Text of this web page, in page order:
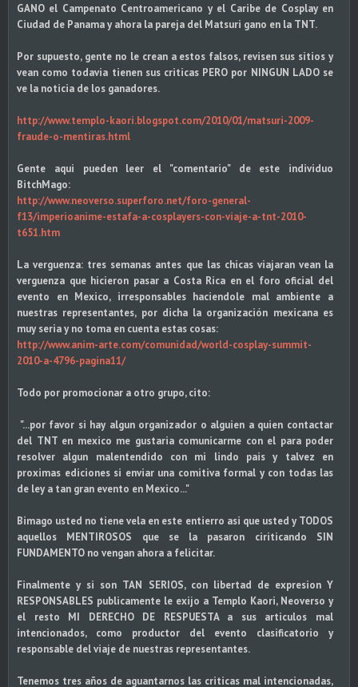
GANO el Campenato Centroamericano y el Caribe de Cosplay en
Ciudad de Panama y ahora la pareja del Matsuri gano en la TNT.
Por supuesto, gente no le crean a estos falsos, revisen sus sitios y
vean como todavia tienen sus criticas PERO por NINGUN LADO se
ve la noticia de los ganadores.
http://www.templo-kaori.blogspot.com/2010/01/matsuri-2009-
fraude-o-mentiras.html
Gente aqui pueden leer el "comentario" de este individuo
BitchMago:
http://www.neoverso.superforo.net/foro-general-
f13/imperioanime-estafa-a-cosplayers-con-viaje-a-tnt-2010-
t651.htm
La verguenza: tres semanas antes que las chicas viajaran vean la
verguenza que hicieron pasar a Costa Rica en el foro oficial del
evento en Mexico, irresponsables haciendole mal ambiente a
nuestras representantes, por dicha la organización mexicana es
muy seria y no toma en cuenta estas cosas:
http://www.anim-arte.com/comunidad/world-cosplay-summit-
2010-a-4796-pagina11/
Todo por promocionar a otro grupo, cito:
"...por favor si hay algun organizador o alguien a quien contactar
del TNT en mexico me gustaria comunicarme con el para poder
resolver algun malentendido con mi lindo pais y talvez en
proximas ediciones si enviar una comitiva formal y con todas las
de ley a tan gran evento en Mexico..."
Bimago usted no tiene vela en este entierro asi que usted y TODOS
aquellos MENTIROSOS que se la pasaron ciriticando SIN
FUNDAMENTO no vengan ahora a felicitar.
Finalmente y si son TAN SERIOS, con libertad de expresion Y
RESPONSABLES publicamente le exijo a Templo Kaori, Neoverso y
el resto MI DERECHO DE RESPUESTA a sus articulos mal
intencionados, como productor del evento clasificatorio y
responsable del viaje de nuestras representantes.
Tenemos tres años de aguantarnos las criticas mal intencionadas,